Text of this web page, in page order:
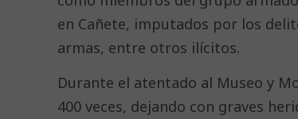
en Cañete, imputados por los
armas, entre otros ilícitos.
Durante el atentado al Museo y
400 veces, dejando con graves